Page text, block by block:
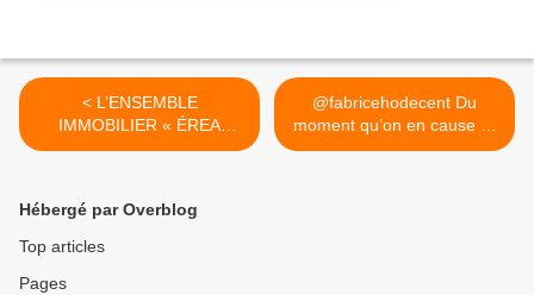
< L’ENSEMBLE
IMMOBILIER « ÉREA
SAINT JEAN D’ORBESTIER
@fabricehodecent Du
moment qu’on en cause …
>
Hébergé par Overblog
Top articles
Pages